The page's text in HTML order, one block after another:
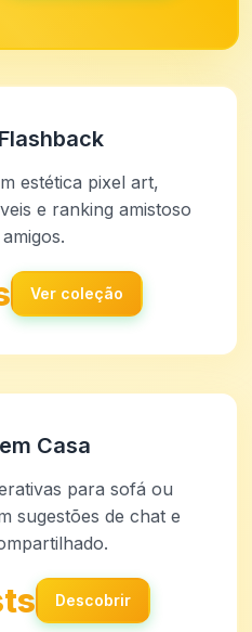
estética pixel art,
e ranking amistoso
Ver coleção
Casa
para sofá ou
sugestões de chat e
Descobrir